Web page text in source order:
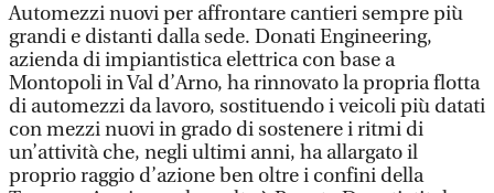
Automezzi nuovi per affrontare cantieri sempre più
grandi e distanti dalla sede. Donati Engineering,
azienda di impiantistica elettrica con base a
Montopoli in Val d’Arno, ha rinnovato la propria flotta
di automezzi da lavoro, sostituendo i veicoli più datati
con mezzi nuovi in grado di sostenere i ritmi di
un’attività che, negli ultimi anni, ha allargato il
proprio raggio d’azione ben oltre i confini della